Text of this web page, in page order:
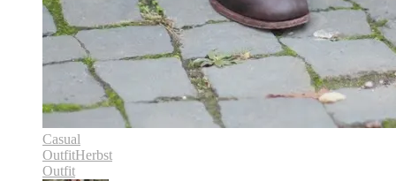
Casual
OutfitHerbst
Outfit